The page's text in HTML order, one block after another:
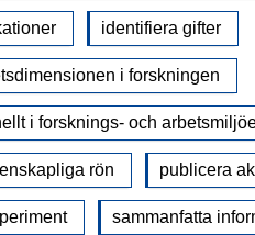
identifiera gifter
i forskningen
i forsknings- och
rön publicera
sammanfatta